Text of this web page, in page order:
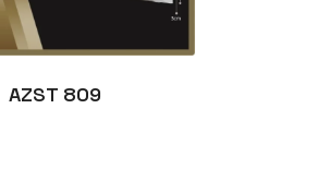
AZST 809